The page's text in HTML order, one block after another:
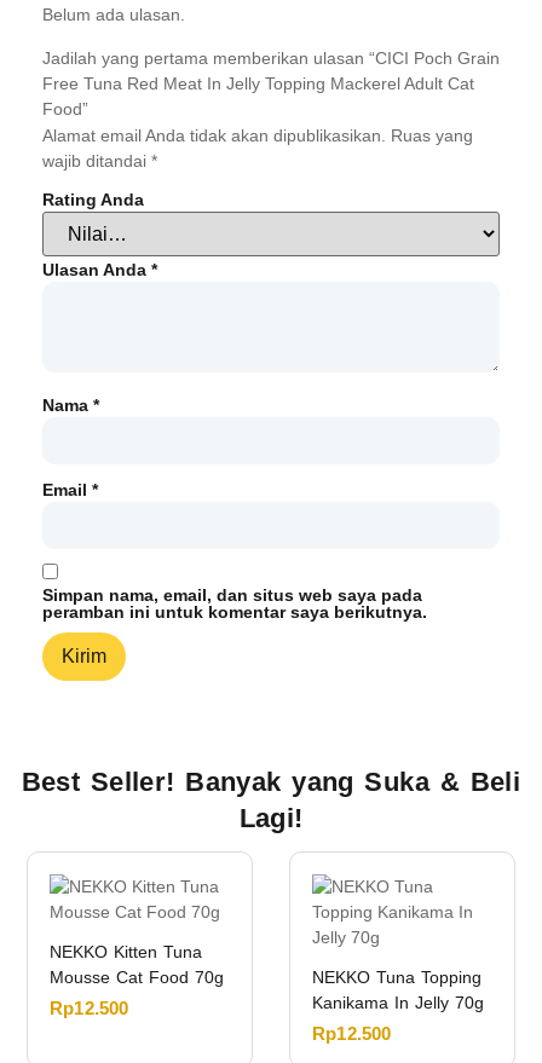
Belum ada ulasan.
Jadilah yang pertama memberikan ulasan “CICI Poch Grain
Free Tuna Red Meat In Jelly Topping Mackerel Adult Cat
Food”
Alamat email Anda tidak akan dipublikasikan.
Ruas yang
wajib ditandai *
Rating Anda
Ulasan Anda *
Nama *
Email *
Simpan nama, email, dan situs web saya pada
peramban ini untuk komentar saya berikutnya.
Best Seller! Banyak yang Suka & Beli
Lagi!
NEKKO Kitten Tuna
Mousse Cat Food 70g
Rp12.500
NEKKO Tuna Topping
Kanikama In Jelly 70g
Rp12.500